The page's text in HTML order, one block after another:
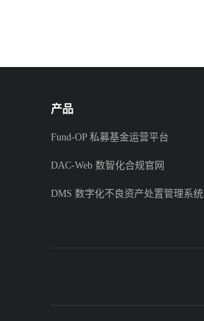
产品
Fund-OP 私募基金运营平台
DAC-Web 数智化合规官网
DMS 数字化不良资产处置管理系统